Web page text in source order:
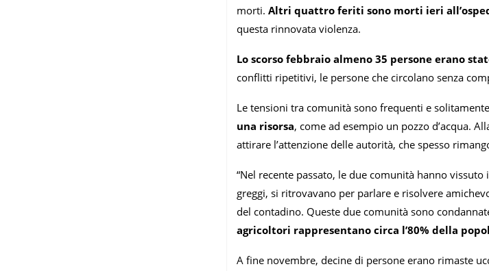
morti. Altri quattro feriti sono morti ieri
questa rinnovata violenza.
Lo scorso febbraio almeno 35 persone erano
conflitti ripetitivi, le persone che circolano senza
Le tensioni tra comunità sono frequenti e
una risorsa, come ad esempio un pozzo d’acqua.
attirare l’attenzione delle autorità, che spesso
“Nel recente passato, le due comunità hanno
greggi, si ritrovavano per parlare e risolvere
del contadino. Queste due comunità sono
agricoltori rappresentano circa l’80% della
A fine novembre, decine di persone erano rimaste